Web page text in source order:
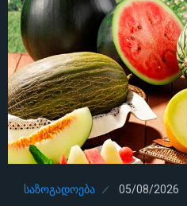
ᲡᲐᲖᲝᲒᲐᲓᲝᲔᲑᲐ 05/08/2026